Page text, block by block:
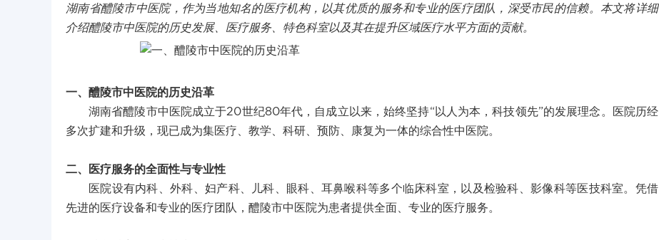
湖南省醴陵市中医院，作为当地知名的医疗机构，以其优质的服务和专业的医疗团队，深受市民的信赖。本文将详细
介绍醴陵市中医院的历史发展、医疗服务、特色科室以及其在提升区域医疗水平方面的贡献。
一、醴陵市中医院的历史沿革
湖南省醴陵市中医院成立于20世纪80年代，自成立以来，始终坚持“以人为本，科技领先”的发展理念。医院历经
多次扩建和升级，现已成为集医疗、教学、科研、预防、康复为一体的综合性中医院。
二、医疗服务的全面性与专业性
医院设有内科、外科、妇产科、儿科、眼科、耳鼻喉科等多个临床科室，以及检验科、影像科等医技科室。凭借
先进的医疗设备和专业的医疗团队，醴陵市中医院为患者提供全面、专业的医疗服务。